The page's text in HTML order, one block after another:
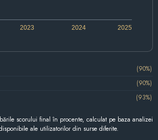
2024
2023 2025
(90%)
(90%)
(93%)
scorului final în procente, calculat pe baza analizei
ale utilizatorilor din surse diferite.